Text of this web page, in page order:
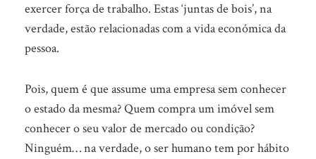
exercer força de trabalho. Estas ‘juntas de bois’, na
verdade, estão relacionadas com a vida económica da
pessoa.
Pois, quem é que assume uma empresa sem conhecer
o estado da mesma? Quem compra um imóvel sem
conhecer o seu valor de mercado ou condição?
Ninguém… na verdade, o ser humano tem por hábito